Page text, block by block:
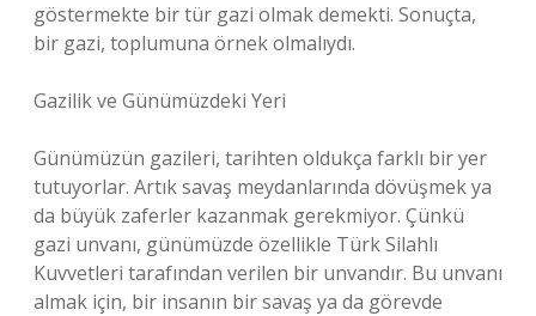
göstermekte bir tür gazi olmak demekti. Sonuçta,
bir gazi, toplumuna örnek olmalıydı.
Gazilik ve Günümüzdeki Yeri
Günümüzün gazileri, tarihten oldukça farklı bir yer
tutuyorlar. Artık savaş meydanlarında dövüşmek ya
da büyük zaferler kazanmak gerekmiyor. Çünkü
gazi unvanı, günümüzde özellikle Türk Silahlı
Kuvvetleri tarafından verilen bir unvandır. Bu unvanı
almak için, bir insanın bir savaş ya da görevde